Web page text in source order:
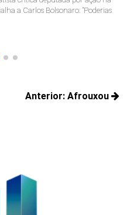
a Carlos Bolsonaro: "Poderias
Anterior: Afrouxou